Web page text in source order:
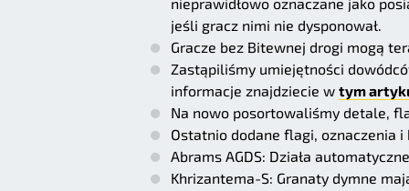
nieprawidłowo oznaczane jako
jeśli gracz nimi nie dysponował.
Gracze bez Bitewnej drogi mogą
Zastąpiliśmy umiejętności
informacje znajdziecie w tym
Na nowo posortowaliśmy detale,
Ostatnio dodane flagi, oznaczenia
Abrams AGDS: Działa
Khrizantema-S: Granaty dymne